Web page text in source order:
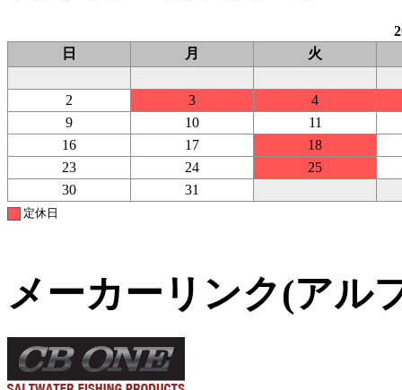
日
月 火
2 3
4
9
10
11
16
17
18
23
24
25
30
31
定休日
メーカーリンク(アル